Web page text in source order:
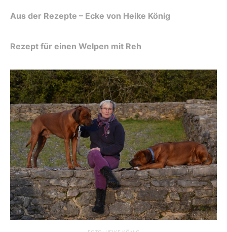
Aus der Rezepte – Ecke von Heike König
Rezept für einen Welpen mit Reh